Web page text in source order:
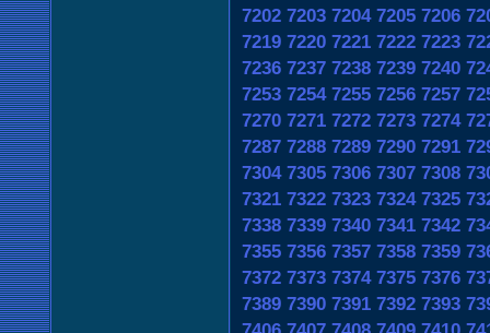
7202 7203 7204 7205 7206
7219 7220 7221 7222 7223
7236 7237 7238 7239 7240
7253 7254 7255 7256 7257
7270 7271 7272 7273 7274
7287 7288 7289 7290 7291
7304 7305 7306 7307 7308
7321 7322 7323 7324 7325
7338 7339 7340 7341 7342
7355 7356 7357 7358 7359
7372 7373 7374 7375 7376
7389 7390 7391 7392 7393